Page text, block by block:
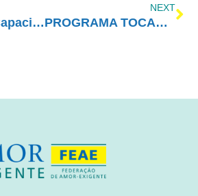
3ª Oficina de Capacitação do amor-exigente
NEXT
PROGRAMA TOCANDO EM FRENTE FAMÍLIA COM AMOR-EXIGENTE